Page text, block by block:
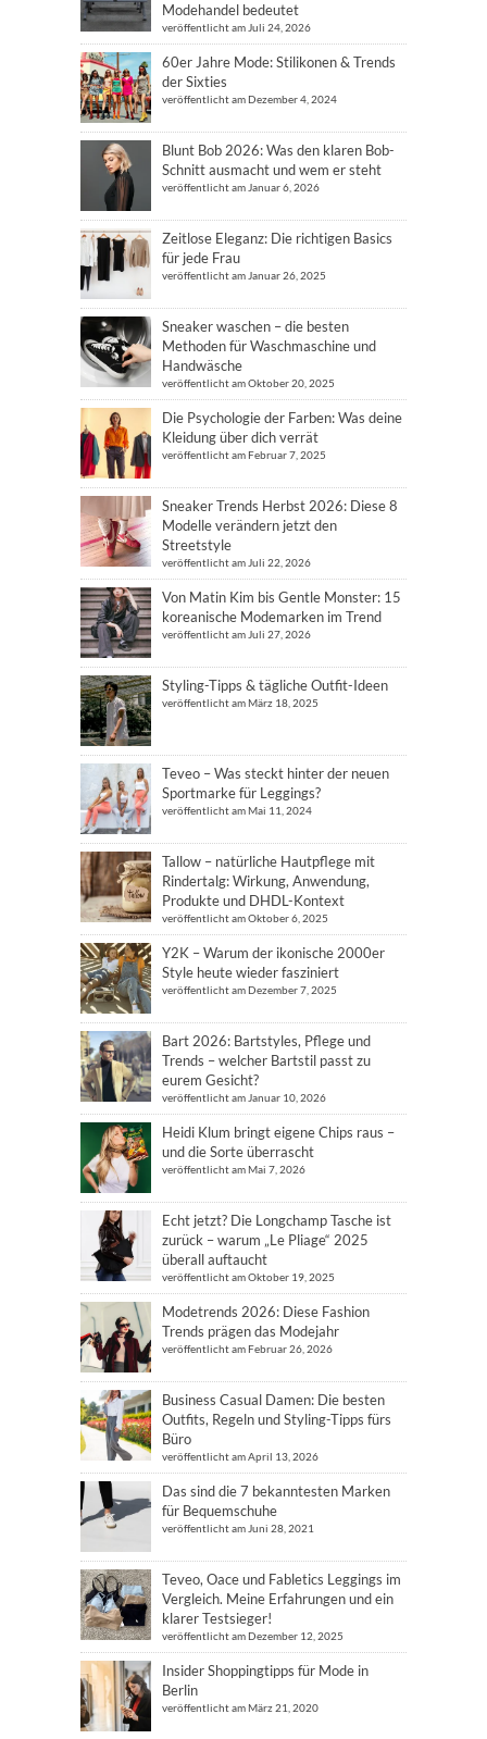
Modehandel bedeutet
veröffentlicht am Juli 24, 2026
60er Jahre Mode: Stilikonen & Trends
der Sixties
veröffentlicht am Dezember 4, 2024
Blunt Bob 2026: Was den klaren Bob-
Schnitt ausmacht und wem er steht
veröffentlicht am Januar 6, 2026
Zeitlose Eleganz: Die richtigen Basics
für jede Frau
veröffentlicht am Januar 26, 2025
Sneaker waschen – die besten
Methoden für Waschmaschine und
Handwäsche
veröffentlicht am Oktober 20, 2025
Die Psychologie der Farben: Was deine
Kleidung über dich verrät
veröffentlicht am Februar 7, 2025
Sneaker Trends Herbst 2026: Diese 8
Modelle verändern jetzt den
Streetstyle
veröffentlicht am Juli 22, 2026
Von Matin Kim bis Gentle Monster: 15
koreanische Modemarken im Trend
veröffentlicht am Juli 27, 2026
Styling-Tipps & tägliche Outfit-Ideen
veröffentlicht am März 18, 2025
Teveo – Was steckt hinter der neuen
Sportmarke für Leggings?
veröffentlicht am Mai 11, 2024
Tallow – natürliche Hautpflege mit
Rindertalg: Wirkung, Anwendung,
Produkte und DHDL-Kontext
veröffentlicht am Oktober 6, 2025
Y2K – Warum der ikonische 2000er
Style heute wieder fasziniert
veröffentlicht am Dezember 7, 2025
Bart 2026: Bartstyles, Pflege und
Trends – welcher Bartstil passt zu
eurem Gesicht?
veröffentlicht am Januar 10, 2026
Heidi Klum bringt eigene Chips raus –
und die Sorte überrascht
veröffentlicht am Mai 7, 2026
Echt jetzt? Die Longchamp Tasche ist
zurück – warum „Le Pliage“ 2025
überall auftaucht
veröffentlicht am Oktober 19, 2025
Modetrends 2026: Diese Fashion
Trends prägen das Modejahr
veröffentlicht am Februar 26, 2026
Business Casual Damen: Die besten
Outfits, Regeln und Styling-Tipps fürs
Büro
veröffentlicht am April 13, 2026
Das sind die 7 bekanntesten Marken
für Bequemschuhe
veröffentlicht am Juni 28, 2021
Teveo, Oace und Fabletics Leggings im
Vergleich. Meine Erfahrungen und ein
klarer Testsieger!
veröffentlicht am Dezember 12, 2025
Insider Shoppingtipps für Mode in
Berlin
veröffentlicht am März 21, 2020